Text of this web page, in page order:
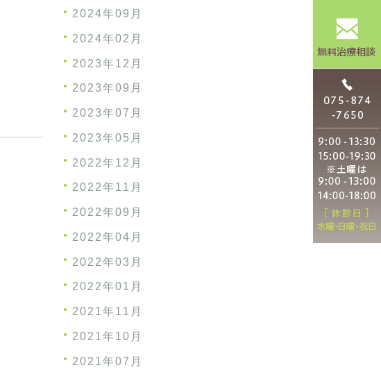
2024年09月
2024年02月
2023年12月
2023年09月
2023年07月
2023年05月
2022年12月
2022年11月
2022年09月
2022年04月
2022年03月
2022年01月
2021年11月
2021年10月
2021年07月